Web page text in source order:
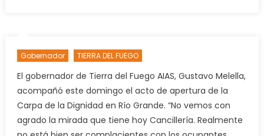
la
Gobernador TIERRA DEL FUEGO
El gobernador de Tierra del Fuego AIAS, Gustavo Melella,
acompañó este domingo el acto de apertura de la
Carpa de la Dignidad en Río Grande. “No vemos con
agrado la mirada que tiene hoy Cancillería. Realmente